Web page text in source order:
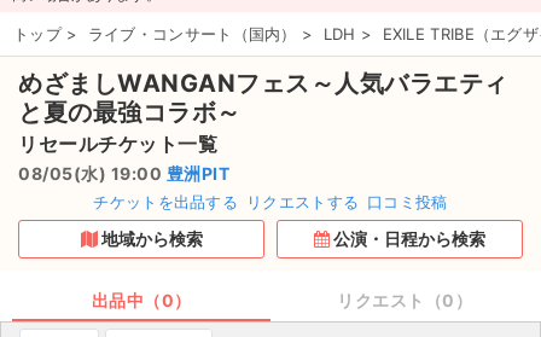
新着チケット
値下げしたチケット
都道府県からチケットを探す
もうすぐ開催のチケット
チケットのリクエスト一覧
取扱チケット
トップ > ライブ・コンサート（国内） > LDH > EXILE TRIBE（エグ
めざましWANGANフェス～人気バラエティ
と夏の最強コラボ～
リセールチケット一覧
08/05(水) 19:00 豊洲PIT
チケットを出品する リクエストする 口コミ投稿
地域から検索 公演・日程から検索
出品中（0） リクエスト（0）